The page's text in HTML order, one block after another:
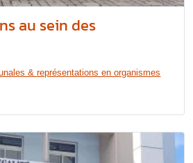
au sein des
& représentations en organismes